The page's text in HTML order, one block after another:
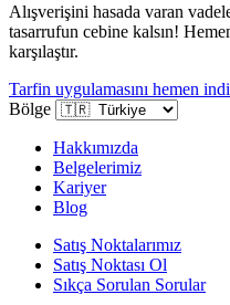
Alışverişini hasada varan
tasarrufun cebine kalsın!
karşılaştır.
Tarfin uygulamasını hemen
Bölge
Hakkımızda
Belgelerimiz
Kariyer
Blog
Satış Noktalarımız
Satış Noktası Ol
Sıkça Sorulan Sorular